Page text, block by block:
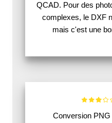
QCAD. Pour des
complexes, le DXF
mais c'est une
Conversion